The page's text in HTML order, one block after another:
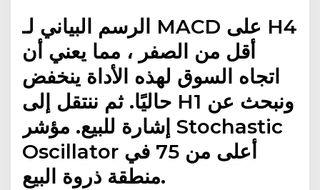
الرسم البياني لـ MACD على H4
أقل من الصفر ، مما يعني أن
اتجاه السوق لهذه الأداة ينخفض
حاليًا. ثم ننتقل إلى H1 ونبحث عن
إشارة للبيع. مؤشر Stochastic
Oscillator أعلى من 75 في
منطقة ذروة البيع.